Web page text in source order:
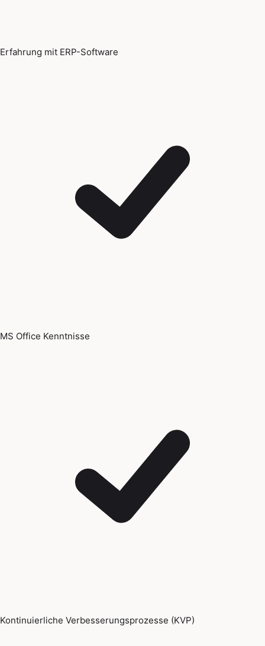
Erfahrung mit ERP-Software
MS Office Kenntnisse
Kontinuierliche Verbesserungsprozesse (KVP)